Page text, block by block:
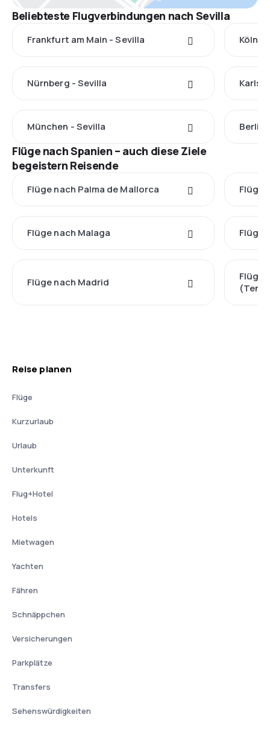
Beliebteste Flugverbindungen nach Sevilla
Frankfurt am Main - Sevilla Köln -
Nürnberg - Sevilla
München - Sevilla Berlin
Flüge nach Spanien – auch diese Ziele
begeistern Reisende
Flüge nach Palma de Mallorca Flüge
Flüge nach Malaga Flüge
Flüge nach Madrid
Flüge
Reise planen
Flüge
Kurzurlaub
Urlaub
Unterkunft
Flug+Hotel
Hotels
Mietwagen
Yachten
Fähren
Schnäppchen
Versicherungen
Parkplätze
Transfers
Sehenswürdigkeiten